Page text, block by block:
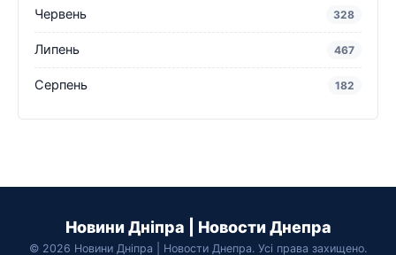
Червень 328
Липень 467
Серпень 182
Новини Дніпра | Новости Днепра
© 2026 Новини Дніпра | Новости Днепра. Усі права захищено.